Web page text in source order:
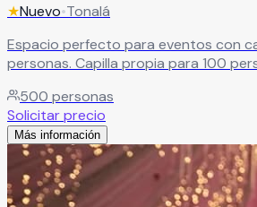
★Nuevo•Tonalá
Espacio perfecto para eventos con
personas. Capilla propia para 100
personalizada.Leer más
500 personas
Solicitar precio
Más información